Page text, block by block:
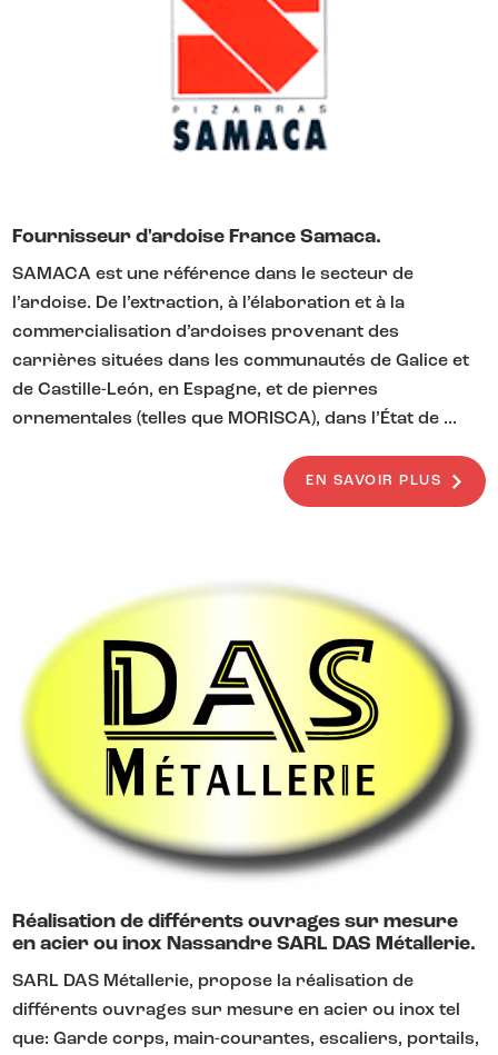
Fournisseur d'ardoise France Samaca.
SAMACA est une référence dans le secteur de
l’ardoise. De l’extraction, à l’élaboration et à la
commercialisation d’ardoises provenant des
carrières situées dans les communautés de Galice et
de Castille-León, en Espagne, et de pierres
ornementales (telles que MORISCA), dans l’État de ...
EN SAVOIR PLUS
Réalisation de différents ouvrages sur mesure
en acier ou inox Nassandre SARL DAS Métallerie.
SARL DAS Métallerie, propose la réalisation de
différents ouvrages sur mesure en acier ou inox tel
que: Garde corps, main-courantes, escaliers, portails,